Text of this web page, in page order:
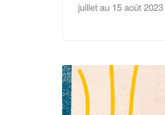
juillet au 15 août